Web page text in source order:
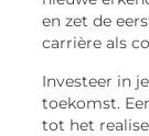
en zet de
carrière als
Investeer in
toekomst.
tot het